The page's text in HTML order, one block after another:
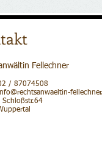
Fellechner
/ 87074508
Schloßstr.64